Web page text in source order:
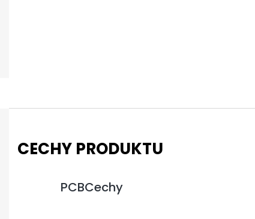
CECHY PRODUKTU
PCBCechy